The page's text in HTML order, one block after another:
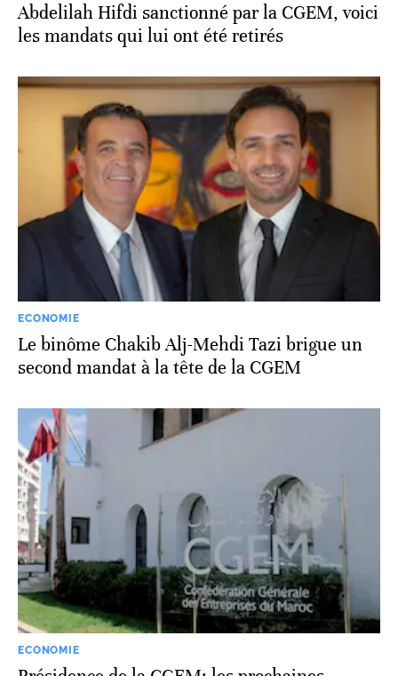
Abdelilah Hifdi sanctionné par la CGEM, voici
les mandats qui lui ont été retirés
ECONOMIE
Le binôme Chakib Alj-Mehdi Tazi brigue un
second mandat à la tête de la CGEM
ECONOMIE